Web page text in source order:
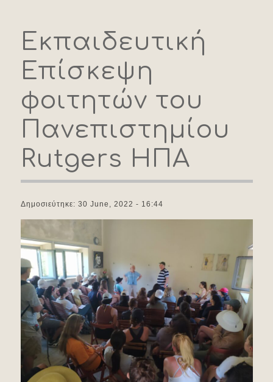
Εκπαιδευτική
Επίσκεψη
φοιτητών του
Πανεπιστημίου
Rutgers ΗΠΑ
Δημοσιεύτηκε: 30 June, 2022 - 16:44